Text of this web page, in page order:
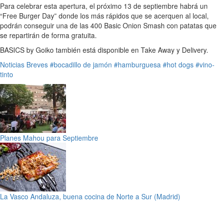
Para celebrar esta apertura, el próximo 13 de septiembre habrá un
“Free Burger Day” donde los más rápidos que se acerquen al local,
podrán conseguir una de las 400 Basic Onion Smash con patatas que
se repartirán de forma gratuita.
BASICS by Goiko también está disponible en Take Away y Delivery.
Noticias Breves #bocadillo de jamón #hamburguesa #hot dogs #vino-
tinto
Planes Mahou para Septiembre
La Vasco Andaluza, buena cocina de Norte a Sur (Madrid)